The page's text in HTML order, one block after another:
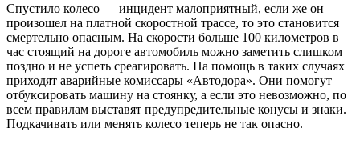
Спустило колесо — инцидент малоприятный, если же он
произошел на платной скоростной трассе, то это становится
смертельно опасным. На скорости больше 100 километров в
час стоящий на дороге автомобиль можно заметить слишком
поздно и не успеть среагировать. На помощь в таких случаях
приходят аварийные комиссары «Автодора». Они помогут
отбуксировать машину на стоянку, а если это невозможно, по
всем правилам выставят предупредительные конусы и знаки.
Подкачивать или менять колесо теперь не так опасно.